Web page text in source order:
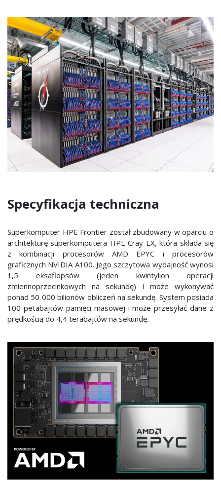
Specyfikacja techniczna
Superkomputer HPE Frontier został zbudowany w oparciu o
architekturę superkomputera HPE Cray EX, która składa się
z kombinacji procesorów AMD EPYC i procesorów
graficznych NVIDIA A100. Jego szczytowa wydajność wynosi
1,5 eksaflopsów (jeden kwintylion operacji
zmiennoprzecinkowych na sekundę) i może wykonywać
ponad 50 000 bilionów obliczeń na sekundę. System posiada
100 petabajtów pamięci masowej i może przesyłać dane z
prędkością do 4,4 terabajtów na sekundę.